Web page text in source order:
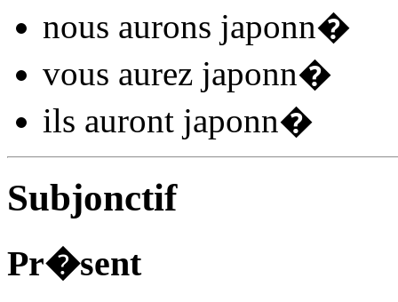
nous aurons japonn�
vous aurez japonn�
ils auront japonn�
Subjonctif
Pr�sent